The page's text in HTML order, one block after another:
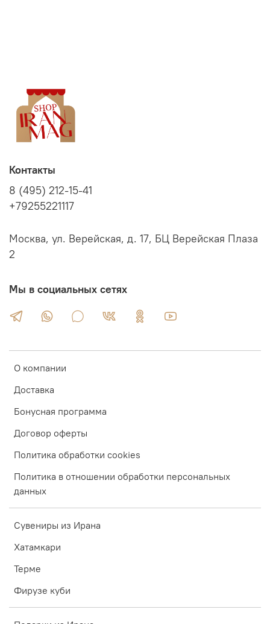
О компании
Доставка
Бонусная программа
Договор оферты
Политика обработки cookies
Политика в отношении обработки персональных
данных
Сувениры из Ирана
Хатамкари
Терме
Фирузе куби
Контакты
8 (495) 212-15-41
+79255221117
Москва, ул. Верейская, д. 17, БЦ Верейская Плаза
2
Мы в социальных сетях